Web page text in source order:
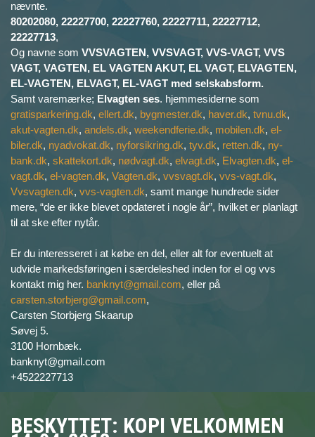
nævnte.
80202080, 22227700, 22227760, 22227711, 22227712,
22227713,
Og navne som VVSVAGTEN, VVSVAGT, VVS-VAGT, VVS
VAGT, VAGTEN, EL VAGTEN AKUT, EL VAGT, ELVAGTEN,
EL-VAGTEN, ELVAGT, EL-VAGT med selskabsform.
Samt varemærke; Elvagten ses. hjemmesiderne som
gratisparkering.dk, ellert.dk, bygmester.dk, haver.dk, tvnu.dk,
akut-vagten.dk, andels.dk, weekendferie.dk, mobilen.dk, el-
biler.dk, nyadvokat.dk, nyforsikring.dk, tyv.dk, retten.dk, ny-
bank.dk, skattekort.dk, nødvagt.dk, elvagt.dk, Elvagten.dk, el-
vagt.dk, el-vagten.dk, Vagten.dk, vvsvagt.dk, vvs-vagt.dk,
Vvsvagten.dk, vvs-vagten.dk, samt mange hundrede sider
mere, “de er ikke blevet opdateret i nogle år”, hvilket er planlagt
til at ske efter nytår.
Er du interesseret i at købe en del, eller alt for eventuelt at
udvide markedsføringen i særdeleshed inden for el og vvs
kontakt mig her. banknyt@gmail.com, eller på
carsten.storbjerg@gmail.com,
Carsten Storbjerg Skaarup
Søvej 5.
3100 Hornbæk.
banknyt@gmail.com
+4522227713
BESKYTTET: KOPI VELKOMMEN